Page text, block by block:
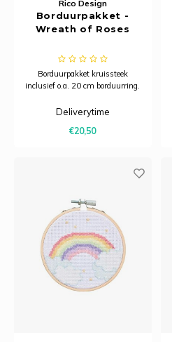
Rico Design
Borduurpakket -
Wreath of Roses
Borduurpakket kruissteek
inclusief o.a. 20 cm borduurring.
Deliverytime
€20,50